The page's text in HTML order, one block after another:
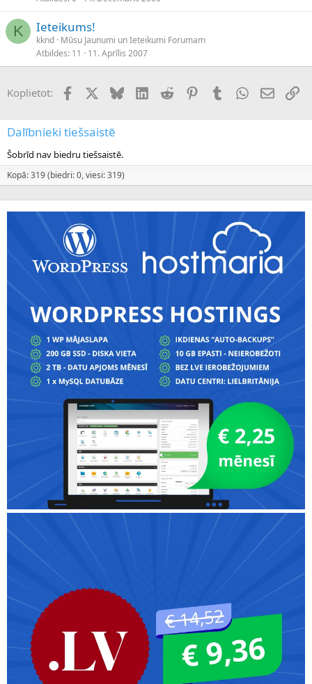
K Ieteikums!
kknd Mūsu Jaunumi un Ieteikumi Forumam
Atbildes 11 11. Aprīlis 2007
Koplietot: FacebookX (Twitter)
BlueskyLinkedInReddit PinterestTumblrWhatsApp
E-pasts
Dalībnieki tiešsaistē
Šobrīd nav biedru tiešsaistē.
Kopā: 319 (biedri: 0, viesi: 319)